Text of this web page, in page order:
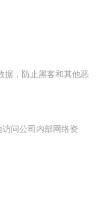
据，防止黑客和其他恶
问公司内部网络资